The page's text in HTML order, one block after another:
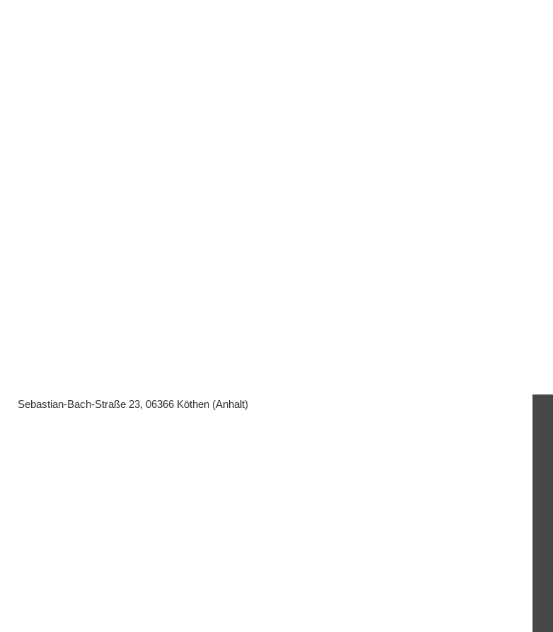
Sebastian-Bach-Straße 23, 06366 Köthen (Anhalt)